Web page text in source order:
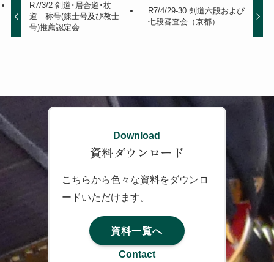
R7/3/2 剣道･居合道･杖
道 称号(錬士号及び教士
号)推薦認定会
R7/4/29-30 剣道六段および
七段審査会（京都）
Download
資料ダウンロード
こちらから色々な資料をダウンロ
ードいただけます。
資料一覧へ
Contact